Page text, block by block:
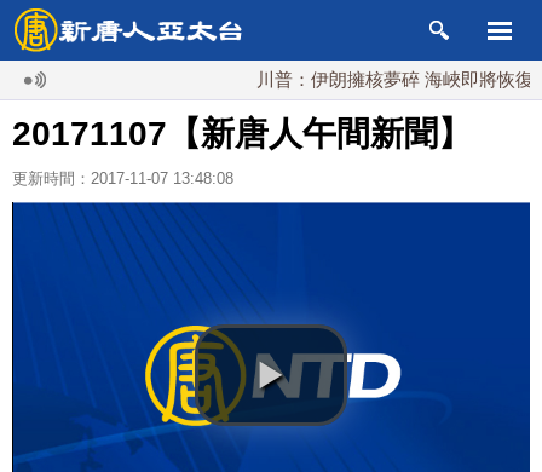
川普：伊朗擁核夢碎 海峽即將恢復通航
20171107【新唐人午間新聞】
更新時間：2017-11-07 13:48:08